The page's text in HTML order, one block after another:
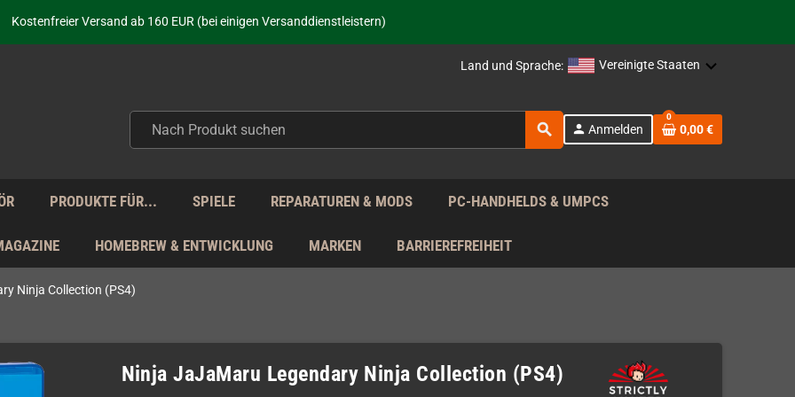
Kostenfreier Versand ab 160 EUR (bei einigen Versanddienstleistern)
Seit über 20 Jahren Deine Anlaufstelle für neue Retro-Hardware!
Täglicher Versand Mo - Fr aus Deutschland - zollfrei innerhalb der EU!
Land und Sprache: Vereinigte Staaten
search person Anmelden
0
0,00 €
PRODUKTE FÜR... SPIELE REPARATUREN & MODS PC-HANDHELDS & UMPCS
HOMEBREW & ENTWICKLUNG MARKEN BARRIEREFREIHEIT
Ninja Collection (PS4)
Ninja JaJaMaru Legendary Ninja Collection (PS4)